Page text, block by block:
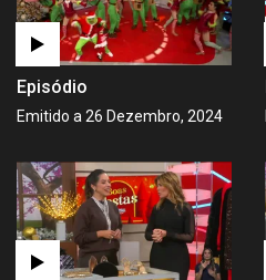
Episódio
Emitido a 26 Dezembro, 2024